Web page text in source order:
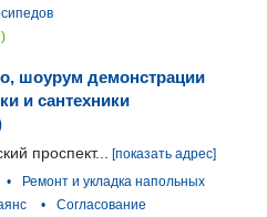
шоурум демонстрации
и сантехники
проспект...
[показать адрес]
•
Ремонт и укладка напольных
•
Согласование